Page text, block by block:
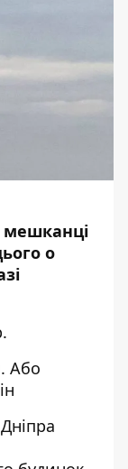
мешканці
о
Або